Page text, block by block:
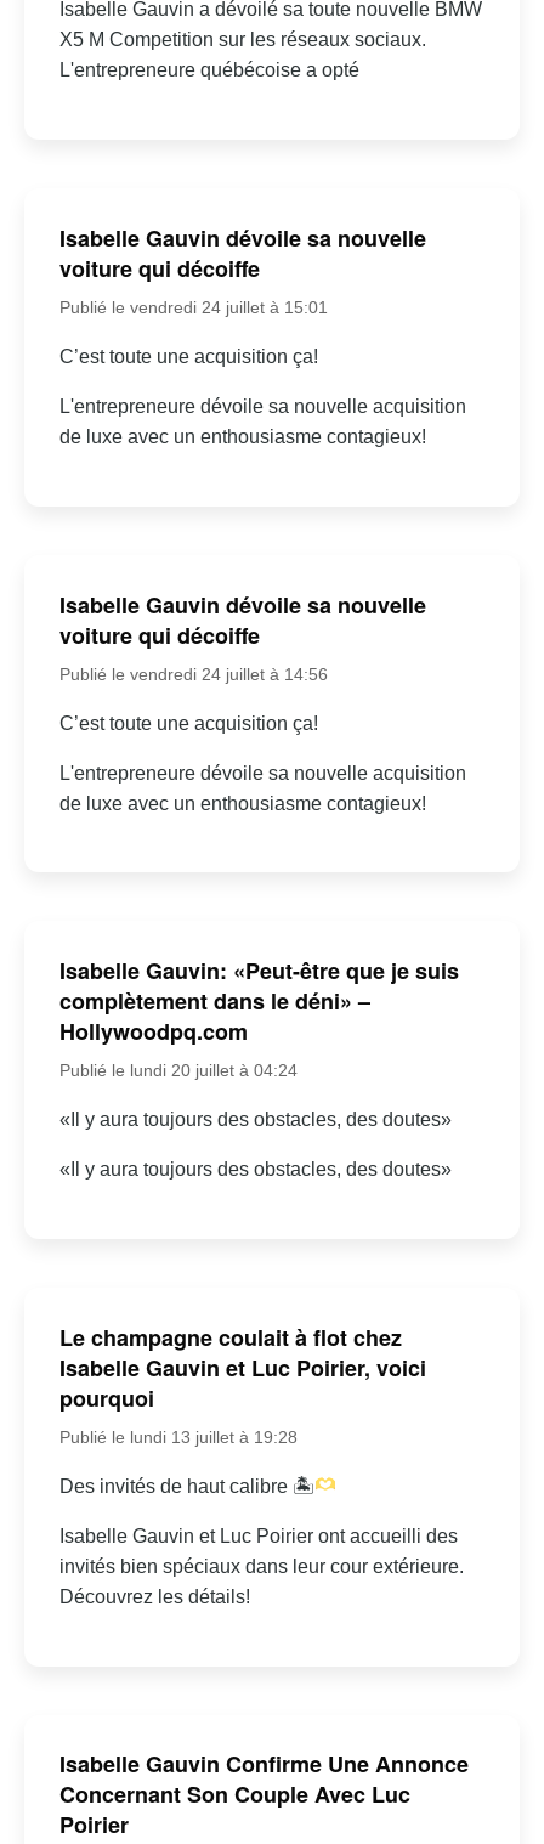
Isabelle Gauvin a dévoilé sa toute nouvelle BMW
X5 M Competition sur les réseaux sociaux.
L'entrepreneure québécoise a opté
Isabelle Gauvin dévoile sa nouvelle
voiture qui décoiffe
Publié le vendredi 24 juillet à 15:01
C’est toute une acquisition ça!
L'entrepreneure dévoile sa nouvelle acquisition
de luxe avec un enthousiasme contagieux!
Isabelle Gauvin dévoile sa nouvelle
voiture qui décoiffe
Publié le vendredi 24 juillet à 14:56
C’est toute une acquisition ça!
L'entrepreneure dévoile sa nouvelle acquisition
de luxe avec un enthousiasme contagieux!
Isabelle Gauvin: «Peut-être que je suis
complètement dans le déni» –
Hollywoodpq.com
Publié le lundi 20 juillet à 04:24
«Il y aura toujours des obstacles, des doutes»
«Il y aura toujours des obstacles, des doutes»
Le champagne coulait à flot chez
Isabelle Gauvin et Luc Poirier, voici
pourquoi
Publié le lundi 13 juillet à 19:28
Des invités de haut calibre 🏝
Isabelle Gauvin et Luc Poirier ont accueilli des
invités bien spéciaux dans leur cour extérieure.
Découvrez les détails!
Isabelle Gauvin Confirme Une Annonce
Concernant Son Couple Avec Luc
Poirier